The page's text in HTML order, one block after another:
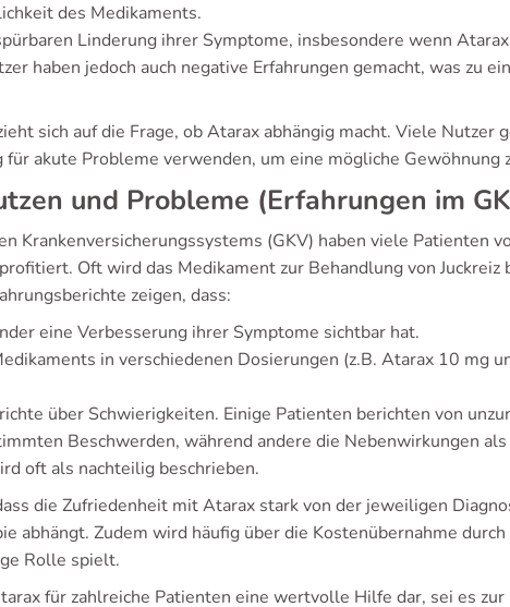
des Medikaments.
Linderung ihrer Symptome, insbesondere wenn
haben jedoch auch negative Erfahrungen gemacht, was zu
sich auf die Frage, ob Atarax abhängig macht. Viele Nutzer
akute Probleme verwenden, um eine mögliche Gewöhnung
und Probleme (Erfahrungen im
Krankenversicherungssystems (GKV) haben viele Patienten
Oft wird das Medikament zur Behandlung von Juckreiz
zeigen, dass:
eine Verbesserung ihrer Symptome sichtbar hat.
in verschiedenen Dosierungen (z.B. Atarax 10 mg
über Schwierigkeiten. Einige Patienten berichten von
Beschwerden, während andere die Nebenwirkungen
oft als nachteilig beschrieben.
die Zufriedenheit mit Atarax stark von der jeweiligen
abhängt. Zudem wird häufig über die Kostenübernahme
Rolle spielt.
für zahlreiche Patienten eine wertvolle Hilfe dar, sei es zur